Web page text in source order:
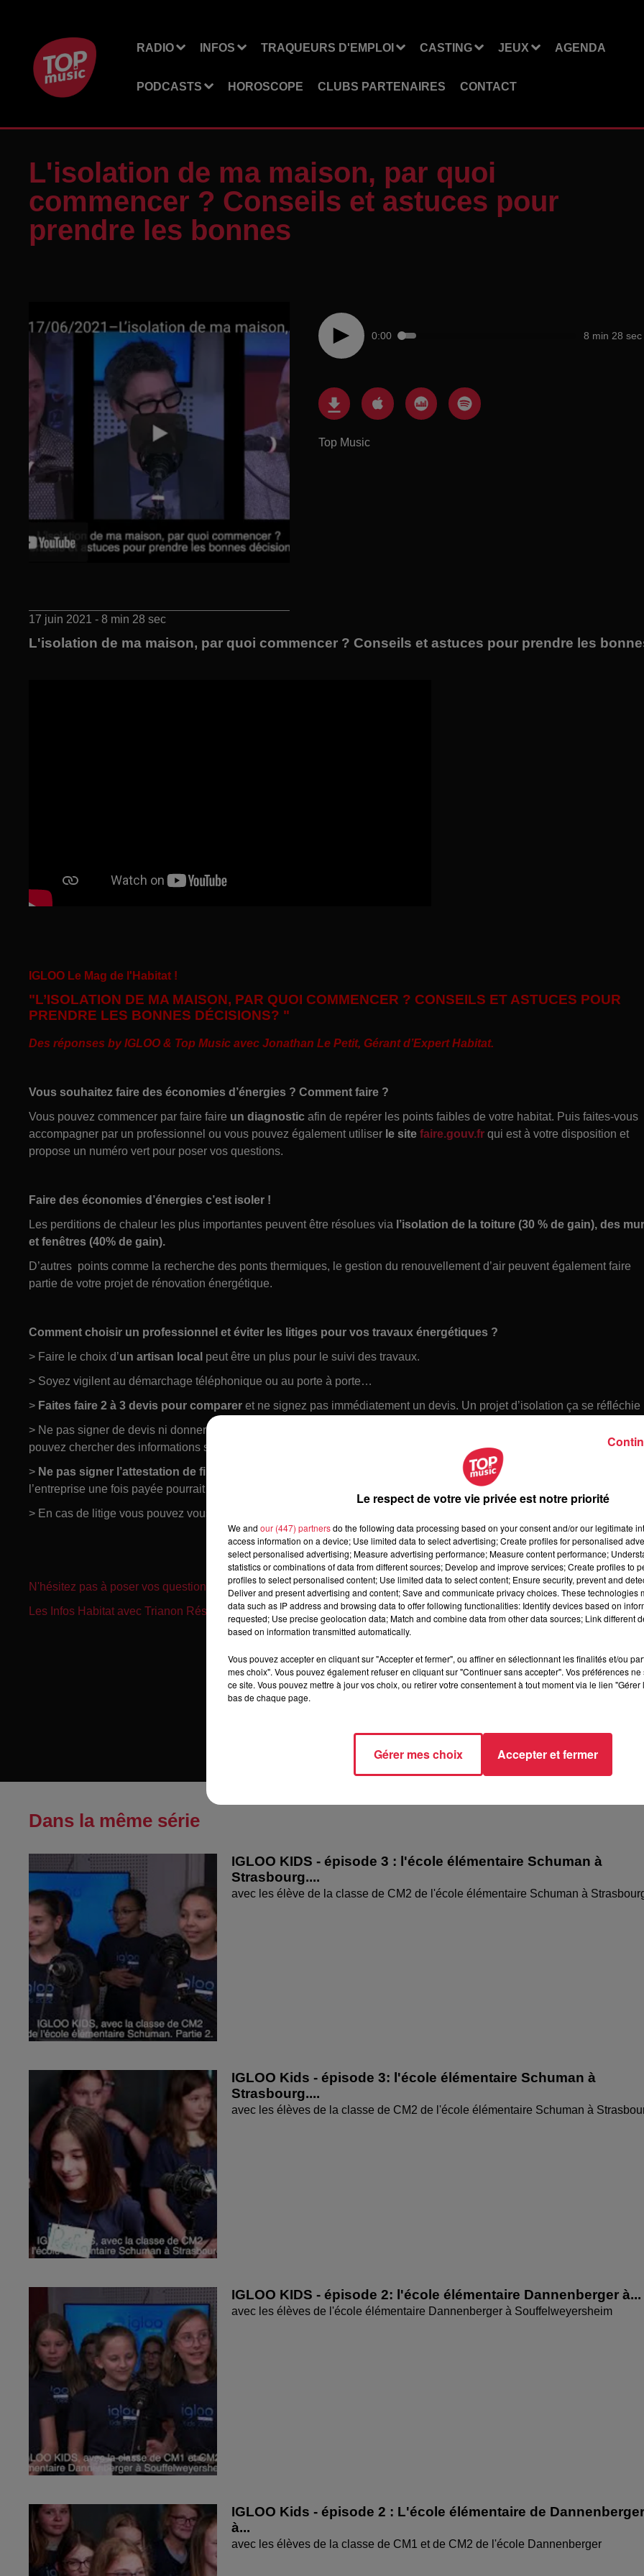
RADIO INFOS TRAQUEURS D'EMPLOI CASTING JEUX AGENDA
PODCASTS HOROSCOPE CLUBS PARTENAIRES CONTACT
L'isolation de ma maison, par quoi
commencer ? Conseils et astuces pour
prendre les bonnes
0:00 8 min 28 sec
Top Music
17 juin 2021 - 8 min 28 sec
L'isolation de ma maison, par quoi commencer ? Conseils et astuces pour prendre les
IGLOO Le Mag de l'Habitat !
"L’ISOLATION DE MA MAISON, PAR QUOI COMMENCER ? CONSEILS ET ASTUCES POUR
PRENDRE LES BONNES DÉCISIONS? "
Des réponses by IGLOO & Top Music avec Jonathan Le Petit, Gérant d’Expert Habitat.
Vous souhaitez faire des économies d’énergies ? Comment faire ?
Vous pouvez commencer par faire faire un diagnostic afin de repérer les points faibles de votre habitat. Puis faites-vous
accompagner par un professionnel ou vous pouvez également utiliser le site faire.gouv.fr qui est à votre disposition et
propose un numéro vert pour poser vos questions.
Faire des économies d’énergies c’est isoler !
Les perditions de chaleur les plus importantes peuvent être résolues via l’isolation de la toiture (30 % de gain), des
et fenêtres (40% de gain).
D’autres points comme la recherche des ponts thermiques, le gestion du renouvellement d’air peuvent également faire
partie de votre projet de rénovation énergétique.
Comment choisir un professionnel et éviter les litiges pour vos travaux énergétiques ?
> Faire le choix d’un artisan local peut être un plus pour le suivi des travaux.
> Soyez vigilent au démarchage téléphonique ou au porte à porte…
> Faites faire 2 à 3 devis pour comparer et ne signez pas immédiatement un devis. Un projet d’isolation ça se réfléchie
> Ne pas signer de devis ni donner vos coordonnées bancaires sans avoir
pouvez chercher des informations sur celle-ci via internet ou encore sur le site
faire.gouv.fr.
> Ne pas signer l’attestation de fin de travaux avant la fin réelle du chantier.
En effet les aides sont débloquées mais
l’entreprise une fois payée pourrait ne pas finaliser les travaux.
> En cas de litige vous pouvez vous informer auprès du
N'hésitez pas à poser vos questions sur IGLOO on Air
Les Infos Habitat avec Trianon Résidences
Dans la même série
IGLOO KIDS - épisode 3 : l'école élémentaire Schuman à
Strasbourg....
avec les élève de la classe de CM2 de l'école élémentaire Schuman à
IGLOO Kids - épisode 3: l'école élémentaire Schuman à
Strasbourg....
avec les élèves de la classe de CM2 de l'école élémentaire Schuman à
IGLOO KIDS - épisode 2: l'école élémentaire Dannenberger à...
avec les élèves de l'école élémentaire Dannenberger à Souffelweyersheim
IGLOO Kids - épisode 2 : L'école élémentaire de Dannenberger
à...
avec les élèves de la classe de CM1 et de CM2 de l'école Dannenberger
Le respect de votre vie privée est notre priorité
We and our (447) partnersdo the following data processing based on your consent and/or our legitimate
access information on a device; Use limited data to select advertising; Create profiles for personalised
select personalised advertising; Measure advertising performance; Measure content performance;
statistics or combinations of data from different sources; Develop and improve services; Create profiles to
profiles to select personalised content; Use limited data to select content; Ensure security, prevent and
Deliver and present advertising and content; Save and communicate privacy choices. These technologies
data such as IP address and browsing data to offer following functionalities: Identify devices based on
requested; Use precise geolocation data; Match and combine data from other data sources; Link different
based on information transmitted automatically.
Vous pouvez accepter en cliquant sur "Accepter et fermer", ou affiner en sélectionnant les finalités et/ou
mes choix". Vous pouvez également refuser en cliquant sur "Continuer sans accepter". Vos préférences
ce site. Vous pouvez mettre à jour vos choix, ou retirer votre consentement à tout moment via le lien
bas de chaque page.
Gérer mes choix Accepter et fermer